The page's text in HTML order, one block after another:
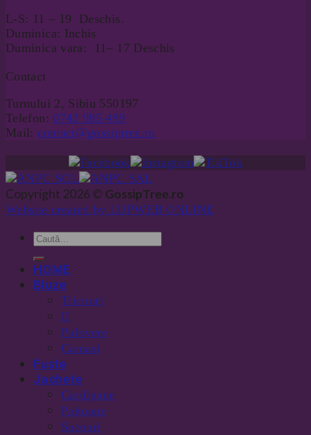
L-S: 11 – 19 Deschis.
Duminica: Inchis
Duminica vara: 11– 17 Deschis
Contact
Turnului 2, Sibiu 550197
Telefon: 0742 985 489
Mail: contact@gossiptree.ro
Copyright 2026 © GossipTree.ro
Website created by LUPWEB ONLINE
HOME
Bluze
Tricouri
II
Pulovere
Camasi
Fuste
Jachete
Cardigane
Paltoane
Sacouri